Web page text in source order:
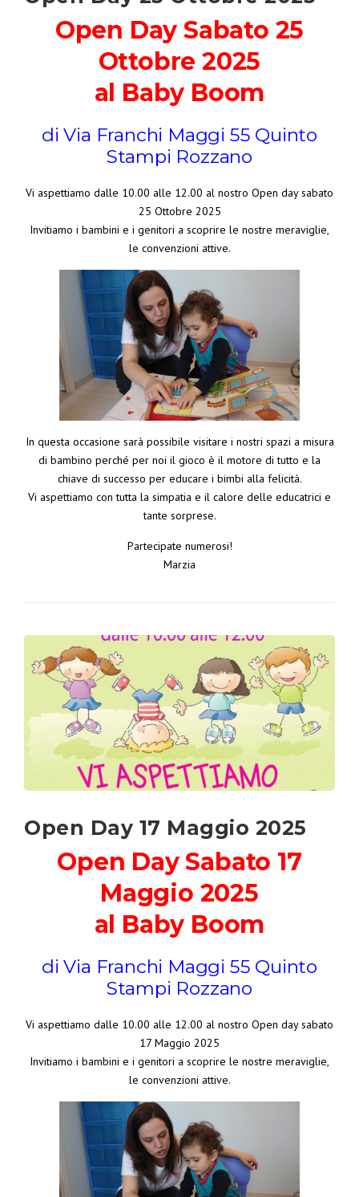
Open Day Sabato 25
Ottobre 2025
al Baby Boom
di Via Franchi Maggi 55 Quinto
Stampi Rozzano
Vi aspettiamo dalle 10.00 alle 12.00 al nostro Open day sabato
25 Ottobre 2025
Invitiamo i bambini e i genitori a scoprire le nostre meraviglie,
le convenzioni attive.
In questa occasione sarà possibile visitare i nostri spazi a misura
di bambino perché per noi il gioco è il motore di tutto e la
chiave di successo per educare i bimbi alla felicità.
Vi aspettiamo con tutta la simpatia e il calore delle educatrici e
tante sorprese.
Partecipate numerosi!
Marzia
Open Day 17 Maggio 2025
Open Day Sabato 17
Maggio 2025
al Baby Boom
di Via Franchi Maggi 55 Quinto
Stampi Rozzano
Vi aspettiamo dalle 10.00 alle 12.00 al nostro Open day sabato
17 Maggio 2025
Invitiamo i bambini e i genitori a scoprire le nostre meraviglie,
le convenzioni attive.